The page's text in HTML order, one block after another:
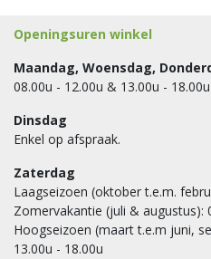
Openingsuren winkel
Maandag, Woensdag,
08.00u - 12.00u & 13.00u - 18.00u
Dinsdag
Enkel op afspraak.
Zaterdag
Laagseizoen (oktober t.e.m.
Zomervakantie (juli & augustus):
Hoogseizoen (maart t.e.m juni,
13.00u - 18.00u